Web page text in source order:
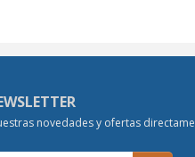
novedades y ofertas